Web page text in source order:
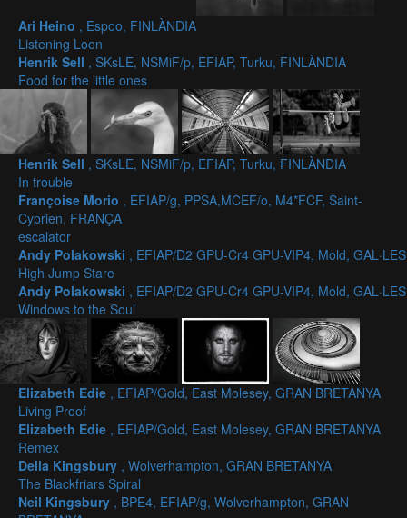
Ari Heino , Espoo, FINLÀNDIA
Listening Loon
Henrik Sell , SKsLE, NSMiF/p, EFIAP, Turku, FINLÀNDIA
Food for the little ones
Henrik Sell , SKsLE, NSMiF/p, EFIAP, Turku, FINLÀNDIA
In trouble
Françoise Morio , EFIAP/g, PPSA,MCEF/o, M4*FCF, Saint-
Cyprien, FRANÇA
escalator
Andy Polakowski , EFIAP/D2 GPU-Cr4 GPU-VIP4, Mold, GAL·LES
High Jump Stare
Andy Polakowski , EFIAP/D2 GPU-Cr4 GPU-VIP4, Mold, GAL·LES
Windows to the Soul
Elizabeth Edie , EFIAP/Gold, East Molesey, GRAN BRETANYA
Living Proof
Elizabeth Edie , EFIAP/Gold, East Molesey, GRAN BRETANYA
Remex
Delia Kingsbury , Wolverhampton, GRAN BRETANYA
The Blackfriars Spiral
Neil Kingsbury , BPE4, EFIAP/g, Wolverhampton, GRAN